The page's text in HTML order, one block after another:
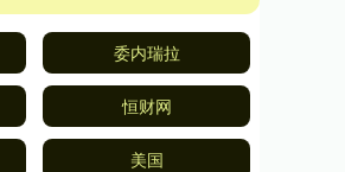
委内瑞拉
恒财网
美国